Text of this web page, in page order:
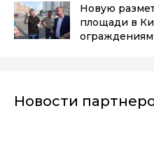
Новую
площади в
Новости